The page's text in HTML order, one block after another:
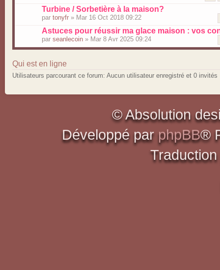
Turbine / Sorbetière à la maison?
par tonyfr » Mar 16 Oct 2018 09:22
Astuces pour réussir ma glace maison : vos
par seanlecoin » Mar 8 Avr 2025 09:24
Qui est en ligne
Utilisateurs parcourant ce forum: Aucun utilisateur enregistré et 0 invités
© Absolution
Développé par phpBB®